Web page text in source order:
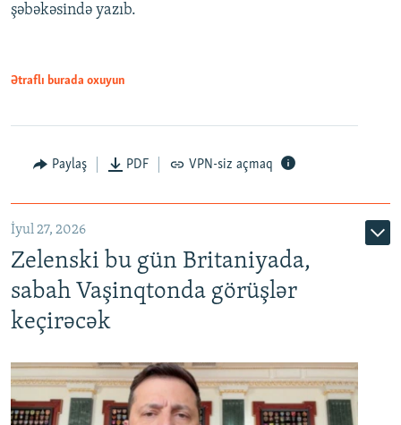
şəbəkəsində yazıb.
Ətraflı burada oxuyun
Paylaş PDF VPN-siz açmaq
İyul 27, 2026
Zelenski bu gün Britaniyada,
sabah Vaşinqtonda görüşlər
keçirəcək